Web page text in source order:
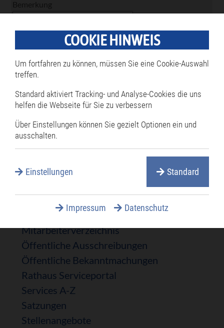
Rathaus & Politik
Navigation
Rathaus
Termine online reservieren
Mitarbeiterverzeichnis
Öffentliche Ausschreibungen
Öffentliche Bekanntmachungen
Rathaus Serviceportal
Services A-Z
Satzungen
Stellenangebote
Pflichtfeld
Sicherheitsfrage*
* Diese Felder sind Pflichtfelder und müssen ausgefüllt werden.
COOKIE HINWEIS
Um fortfahren zu können, müssen Sie eine Cookie-Auswahl
treffen.
Standard aktiviert Tracking- und Analyse-Cookies die uns
helfen die Webseite für Sie zu verbessern
Über Einstellungen können Sie gezielt Optionen ein und
ausschalten.
Einstellungen Standard
Impressum Datenschutz